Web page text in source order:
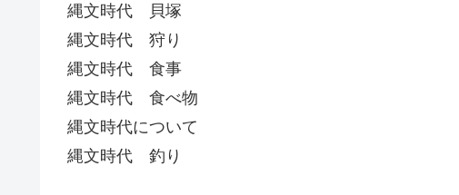
縄文時代 貝塚
縄文時代 狩り
縄文時代 食事
縄文時代 食べ物
縄文時代について
縄文時代 釣り